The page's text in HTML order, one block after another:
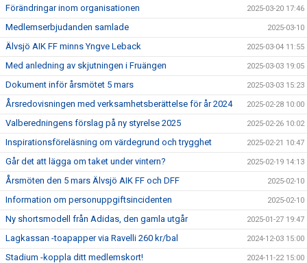
Förändringar inom organisationen 2025-03-20 17:46
Medlemserbjudanden samlade 2025-03-10
Älvsjö AIK FF minns Yngve Leback 2025-03-04 11:55
Med anledning av skjutningen i Fruängen 2025-03-03 19:05
Dokument inför årsmötet 5 mars 2025-03-03 15:23
Årsredovisningen med verksamhetsberättelse för år 2024 2025-02-28 10:00
Valberedningens förslag på ny styrelse 2025 2025-02-26 10:02
Inspirationsföreläsning om värdegrund och trygghet 2025-02-21 10:47
Går det att lägga om taket under vintern? 2025-02-19 14:13
Årsmöten den 5 mars Älvsjö AIK FF och DFF 2025-02-10
Information om personuppgiftsincidenten 2025-02-10
Ny shortsmodell från Adidas, den gamla utgår 2025-01-27 19:47
Lagkassan -toapapper via Ravelli 260 kr/bal 2024-12-03 15:00
Stadium -koppla ditt medlemskort! 2024-11-22 15:00